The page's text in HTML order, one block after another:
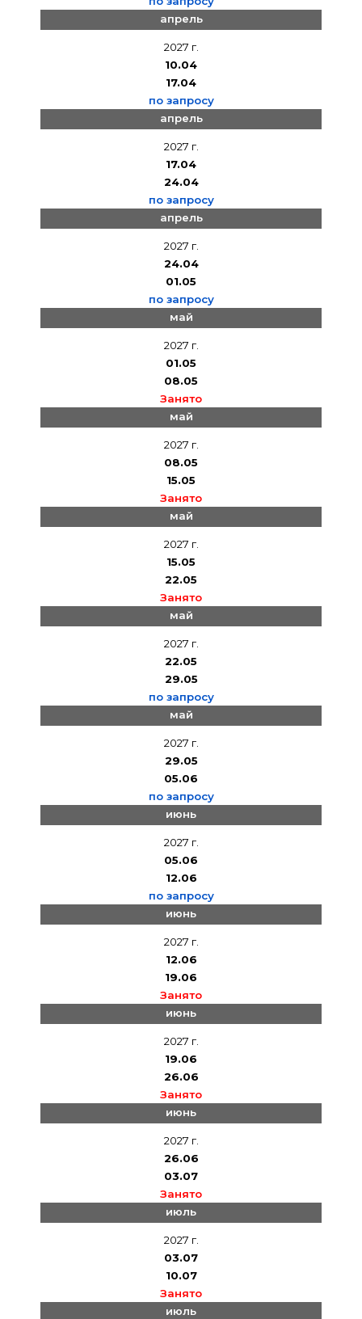
апрель
2027 г.
10.04
17.04
по запросу
апрель
2027 г.
17.04
24.04
по запросу
апрель
2027 г.
24.04
01.05
по запросу
май
2027 г.
01.05
08.05
Занято
май
2027 г.
08.05
15.05
Занято
май
2027 г.
15.05
22.05
Занято
май
2027 г.
22.05
29.05
по запросу
май
2027 г.
29.05
05.06
по запросу
июнь
2027 г.
05.06
12.06
по запросу
июнь
2027 г.
12.06
19.06
Занято
июнь
2027 г.
19.06
26.06
Занято
июнь
2027 г.
26.06
03.07
Занято
июль
2027 г.
03.07
10.07
Занято
июль